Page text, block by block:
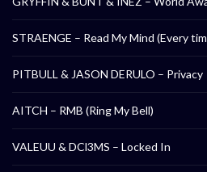
STRAENGE – Read My Mind (Every
PITBULL & JASON DERULO – Privacy
AITCH – RMB (Ring My Bell)
VALEUU & DCl3MS – Locked In